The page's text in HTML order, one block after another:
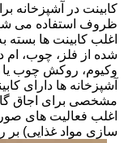
کابینت در آشپزخانه
ظروف استفاده می
اغلب کابینت ها بسته
شده از فلز، چوب،
وکیوم، روکش چوب یا
آشپزخانه ها دارای
مشخصی برای اجاق
اغلب فعالیت های
سازی مواد غذایی)